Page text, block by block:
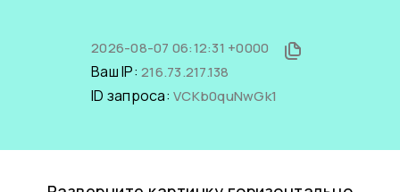
2026-08-07 06:12:31 +0000
Ваш IP: 216.73.217.138
ID запроса: VCKb0quNwGk1